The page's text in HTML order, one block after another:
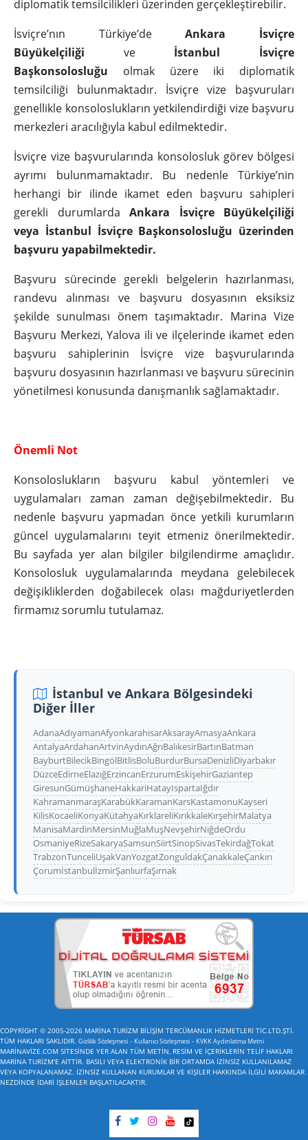
diplomatik temsilcilikleri üzerinden gerçekleştirebilir.
İsviçre’nın Türkiye’deAnkara İsviçre
Büyükelçiliği ve İstanbul İsviçre
Başkonsolosluğu olmak üzere iki diplomatik
temsilciliği bulunmaktadır. İsviçre vize başvuruları
genellikle konsoloslukların yetkilendirdiği vize başvuru
merkezleri aracılığıyla kabul edilmektedir.
İsviçre vize başvurularında konsolosluk görev bölgesi
ayrımı bulunmamaktadır. Bu nedenle Türkiye’nin
herhangi bir ilinde ikamet eden başvuru sahipleri
gerekli durumlarda Ankara İsviçre Büyükelçiliği
veya İstanbul İsviçre Başkonsolosluğu üzerinden
başvuru yapabilmektedir.
Başvuru sürecinde gerekli belgelerin hazırlanması,
randevu alınması ve başvuru dosyasının eksiksiz
şekilde sunulması önem taşımaktadır. Marina Vize
Başvuru Merkezi, Yalova ili ve ilçelerinde ikamet eden
başvuru sahiplerinin İsviçre vize başvurularında
başvuru dosyasının hazırlanması ve başvuru sürecinin
yönetilmesi konusunda danışmanlık sağlamaktadır.
Önemli Not
Konsoloslukların başvuru kabul yöntemleri ve
uygulamaları zaman zaman değişebilmektedir. Bu
nedenle başvuru yapmadan önce yetkili kurumların
güncel uygulamalarını teyit etmeniz önerilmektedir.
Bu sayfada yer alan bilgiler bilgilendirme amaçlıdır.
Konsolosluk uygulamalarında meydana gelebilecek
değişikliklerden doğabilecek olası mağduriyetlerden
firmamız sorumlu tutulamaz.
İstanbul ve Ankara Bölgesindeki
Diğer İller
AdanaAdıyamanAfyonkarahisarAksarayAmasyaAnkara
AntalyaArdahanArtvinAydınAğrıBalıkesirBartınBatman
BayburtBilecikBingölBitlisBoluBurdurBursaDenizliDiyarbakır
DüzceEdirneElazığErzincanErzurumEskişehirGaziantep
GiresunGümüşhaneHakkariHatayIspartaIğdır
KahramanmaraşKarabükKaramanKarsKastamonuKayseri
KilisKocaeliKonyaKütahyaKırklareliKırıkkaleKırşehirMalatya
ManisaMardinMersinMuğlaMuşNevşehirNiğdeOrdu
OsmaniyeRizeSakaryaSamsunSiirtSinopSivasTekirdağTokat
TrabzonTunceliUşakVanYozgatZonguldakÇanakkaleÇankırı
ÇorumİstanbulİzmirŞanlıurfaŞırnak
COPYRİGHT © 2005-2026 MARİNA TURİZM BİLİŞİM TERCÜMANLIK HİZMETLERİ TİC.LTD.ŞTİ.
TÜM HAKLARI SAKLIDIR. Gizlilik Sözleşmesi - Kullanıcı Sözleşmesi - KVKK Aydınlatma Metni
MARİNAVİZE.COM SİTESİNDE YER ALAN TÜM METİN, RESİM VE İÇERİKLERİN TELİF HAKLARI
MARİNA TURİZM'E AİTTİR. BASILI VEYA ELEKTRONİK BİR ORTAMDA İZİNSİZ KULLANILAMAZ
VEYA KOPYALANAMAZ. İZİNSİZ KULLANAN KURUMLAR VE KİŞİLER HAKKINDA İLGİLİ MAKAMLAR
NEZDİNDE İDARİ İŞLEMLER BAŞLATILACAKTIR.